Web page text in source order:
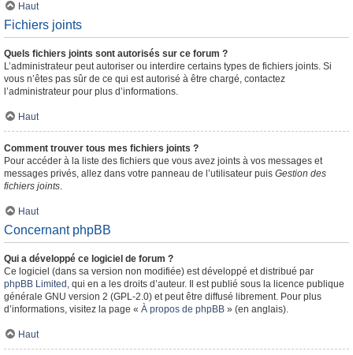
Haut
Fichiers joints
Quels fichiers joints sont autorisés sur ce forum ?
L’administrateur peut autoriser ou interdire certains types de fichiers joints. Si
vous n’êtes pas sûr de ce qui est autorisé à être chargé, contactez
l’administrateur pour plus d’informations.
Haut
Comment trouver tous mes fichiers joints ?
Pour accéder à la liste des fichiers que vous avez joints à vos messages et
messages privés, allez dans votre panneau de l’utilisateur puis Gestion des
fichiers joints.
Haut
Concernant phpBB
Qui a développé ce logiciel de forum ?
Ce logiciel (dans sa version non modifiée) est développé et distribué par
phpBB Limited , qui en a les droits d’auteur. Il est publié sous la licence publique
générale GNU version 2 (GPL-2.0) et peut être diffusé librement. Pour plus
d’informations, visitez la page « À propos de phpBB » (en anglais).
Haut